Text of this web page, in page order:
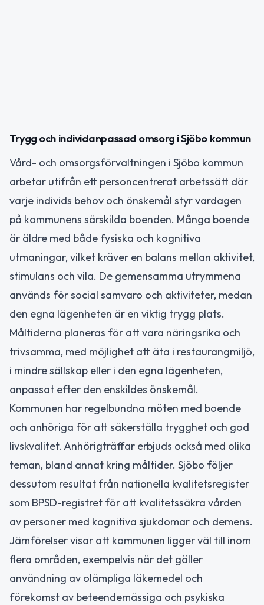
Trygg och individanpassad omsorg i Sjöbo kommun
Vård- och omsorgsförvaltningen i Sjöbo kommun
arbetar utifrån ett personcentrerat arbetssätt där
varje individs behov och önskemål styr vardagen
på kommunens särskilda boenden. Många boende
är äldre med både fysiska och kognitiva
utmaningar, vilket kräver en balans mellan aktivitet,
stimulans och vila. De gemensamma utrymmena
används för social samvaro och aktiviteter, medan
den egna lägenheten är en viktig trygg plats.
Måltiderna planeras för att vara näringsrika och
trivsamma, med möjlighet att äta i restaurangmiljö,
i mindre sällskap eller i den egna lägenheten,
anpassat efter den enskildes önskemål.
Kommunen har regelbundna möten med boende
och anhöriga för att säkerställa trygghet och god
livskvalitet. Anhörigträffar erbjuds också med olika
teman, bland annat kring måltider. Sjöbo följer
dessutom resultat från nationella kvalitetsregister
som BPSD-registret för att kvalitetssäkra vården
av personer med kognitiva sjukdomar och demens.
Jämförelser visar att kommunen ligger väl till inom
flera områden, exempelvis när det gäller
användning av olämpliga läkemedel och
förekomst av beteendemässiga och psykiska